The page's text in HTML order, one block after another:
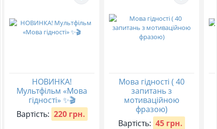
НОВИНКА!
Мультфільм «Мова
гідності» ✨🎬
Вартість: 220 грн.
Мова гідності ( 40
запитань з
мотиваційною
фразою)
Вартість: 45 грн.